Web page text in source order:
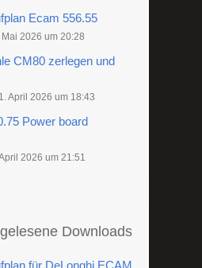
Ecam 556.55
Mai 2026 um 20:28
CM80 zerlegen und
April 2026 um 18:43
Power board
2026 um 21:51
Downloads
für DeLonghi ECAM